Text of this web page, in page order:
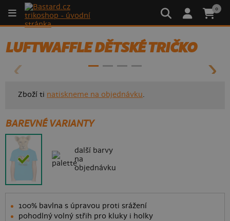
0
LUFTWAFFLE DĚTSKÉ TRIČKO
Zboží ti natiskneme na objednávku.
BAREVNÉ VARIANTY
další barvy
na
objednávku
100% bavlna s úpravou proti srážení
pohodlný volný střih pro kluky i holky